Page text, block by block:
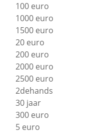
100 euro
1000 euro
1500 euro
20 euro
200 euro
2000 euro
2500 euro
2dehands
30 jaar
300 euro
5 euro